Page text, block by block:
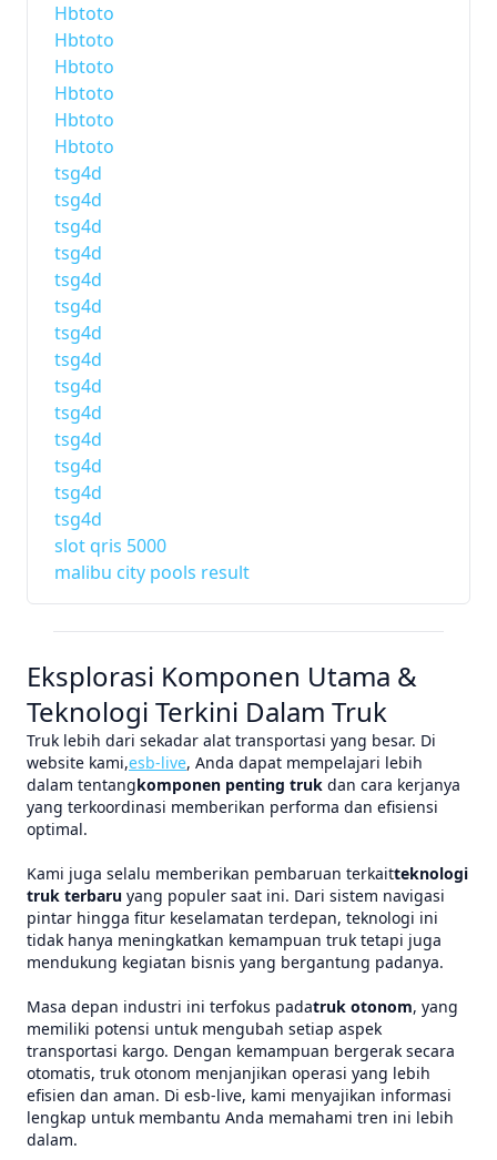
Hbtoto
Hbtoto
Hbtoto
Hbtoto
Hbtoto
Hbtoto
tsg4d
tsg4d
tsg4d
tsg4d
tsg4d
tsg4d
tsg4d
tsg4d
tsg4d
tsg4d
tsg4d
tsg4d
tsg4d
tsg4d
slot qris 5000
malibu city pools result
Eksplorasi Komponen Utama &
Teknologi Terkini Dalam Truk
Truk lebih dari sekadar alat transportasi yang besar. Di
website kami,esb-live, Anda dapat mempelajari lebih
dalam tentangkomponen penting truk dan cara kerjanya
yang terkoordinasi memberikan performa dan efisiensi
optimal.
Kami juga selalu memberikan pembaruan terkaitteknologi
truk terbaru yang populer saat ini. Dari sistem navigasi
pintar hingga fitur keselamatan terdepan, teknologi ini
tidak hanya meningkatkan kemampuan truk tetapi juga
mendukung kegiatan bisnis yang bergantung padanya.
Masa depan industri ini terfokus padatruk otonom, yang
memiliki potensi untuk mengubah setiap aspek
transportasi kargo. Dengan kemampuan bergerak secara
otomatis, truk otonom menjanjikan operasi yang lebih
efisien dan aman. Di esb-live, kami menyajikan informasi
lengkap untuk membantu Anda memahami tren ini lebih
dalam.